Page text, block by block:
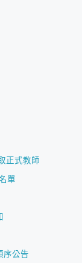
正式教師
單
序公告